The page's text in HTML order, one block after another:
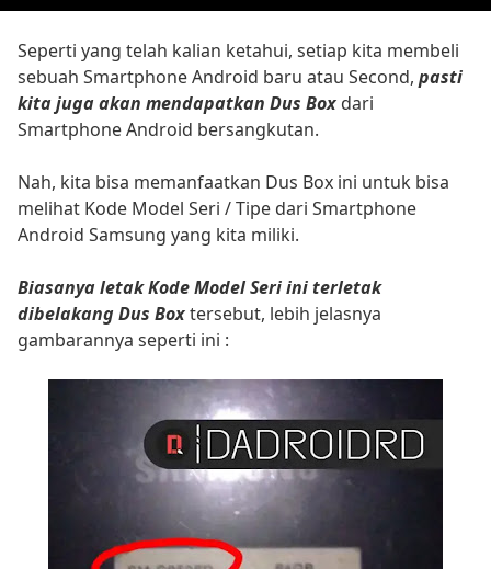
Seperti yang telah kalian ketahui, setiap kita membeli
sebuah Smartphone Android baru atau Second, pasti
kita juga akan mendapatkan Dus Box dari
Smartphone Android bersangkutan.
Nah, kita bisa memanfaatkan Dus Box ini untuk bisa
melihat Kode Model Seri / Tipe dari Smartphone
Android Samsung yang kita miliki.
Biasanya letak Kode Model Seri ini terletak
dibelakang Dus Boxtersebut, lebih jelasnya
gambarannya seperti ini :